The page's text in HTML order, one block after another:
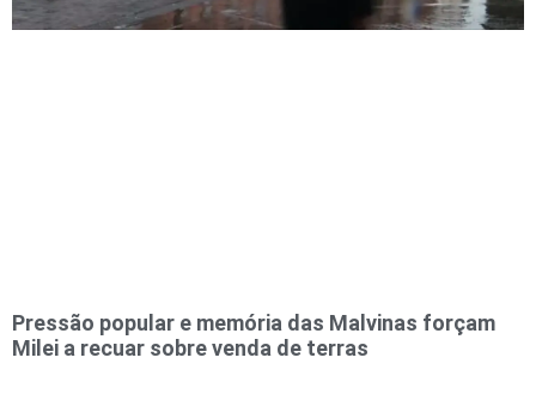
Pressão popular e memória das Malvinas forçam
Milei a recuar sobre venda de terras